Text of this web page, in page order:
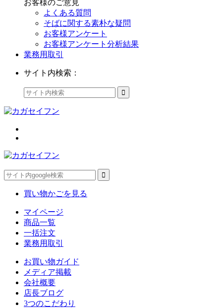
お客様のご意見
よくある質問
そばに関する素朴な疑問
お客様アンケート
お客様アンケート分析結果
業務用取引
サイト内検索：
買い物かごを見る
マイページ
商品一覧
一括注文
業務用取引
お買い物ガイド
メディア掲載
会社概要
店長ブログ
3つのこだわり